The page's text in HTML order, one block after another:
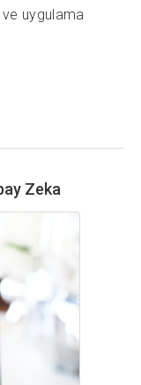
uygulama
Zeka